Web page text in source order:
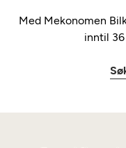
Med Mekonomen
inntil